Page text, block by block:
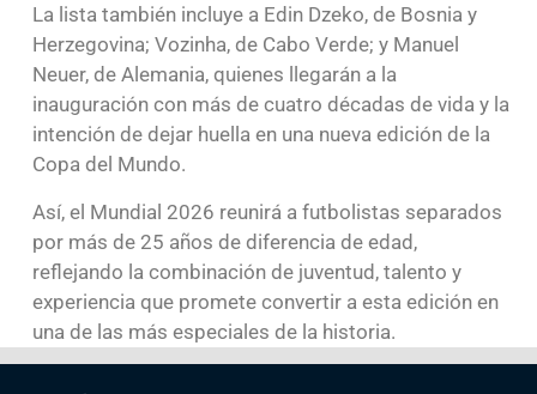
La lista también incluye a Edin Dzeko, de Bosnia y
Herzegovina; Vozinha, de Cabo Verde; y Manuel
Neuer, de Alemania, quienes llegarán a la
inauguración con más de cuatro décadas de vida y la
intención de dejar huella en una nueva edición de la
Copa del Mundo.
Así, el Mundial 2026 reunirá a futbolistas separados
por más de 25 años de diferencia de edad,
reflejando la combinación de juventud, talento y
experiencia que promete convertir a esta edición en
una de las más especiales de la historia.